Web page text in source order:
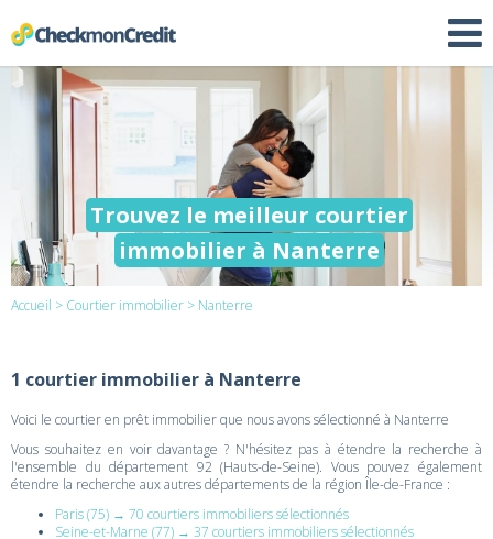
Trouvez le meilleur courtier
immobilier à Nanterre
Accueil > Courtier immobilier > Nanterre
1 courtier immobilier à Nanterre
Voici le courtier en prêt immobilier que nous avons sélectionné à Nanterre
Vous souhaitez en voir davantage ? N'hésitez pas à étendre la recherche à
l'ensemble du département 92 (Hauts-de-Seine). Vous pouvez également
étendre la recherche aux autres départements de la région Île-de-France :
Paris (75) → 70 courtiers immobiliers sélectionnés
Seine-et-Marne (77) → 37 courtiers immobiliers sélectionnés